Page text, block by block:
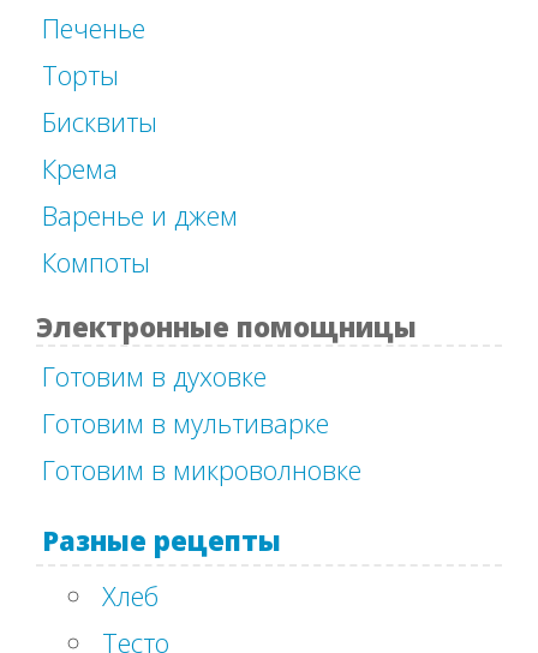
Печенье
Торты
Бисквиты
Крема
Варенье и джем
Компоты
Электронные помощницы
Готовим в духовке
Готовим в мультиварке
Готовим в микроволновке
Разные рецепты
Хлеб
Тесто